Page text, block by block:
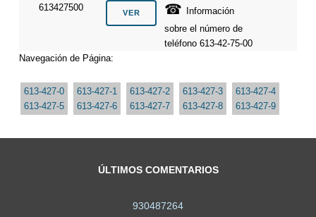
613427500
☎ Información
sobre el número de
teléfono 613-42-75-00
Navegación de Página:
613-427-0 613-427-1 613-427-2 613-427-3
613-427-4
613-427-5
613-427-6 613-427-7 613-427-8 613-427-9
ÚLTIMOS COMENTARIOS
930487264